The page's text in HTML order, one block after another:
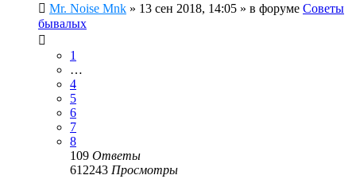
Mr. Noise Mnk » 13 сен 2018, 14:05 » в форуме Советы
бывалых
1
…
4
5
6
7
8
109 Ответы
612243 Просмотры